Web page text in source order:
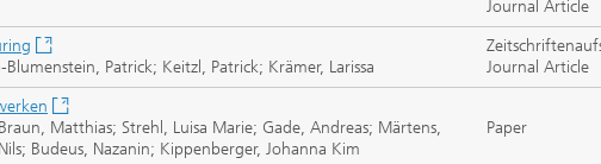
Journal Article
Patrick; Keitzl, Patrick; Krämer, Larissa
Journal Article
Matthias; Strehl, Luisa Marie; Gade, Andreas; Märtens,
Budeus, Nazanin; Kippenberger, Johanna Kim
Paper